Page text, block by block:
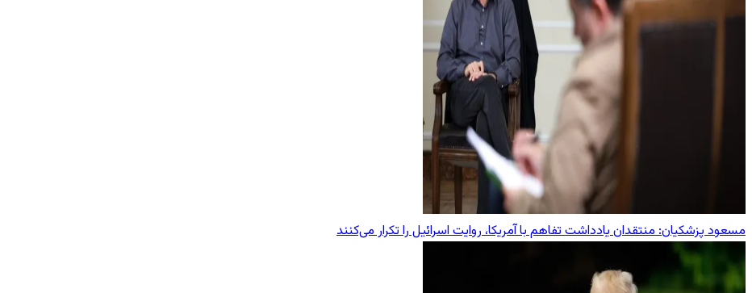
مسعود پزشکیان: منتقدان یادداشت تفاهم با آمریکا، روایت اسرائیل را تکرار می‌کنند